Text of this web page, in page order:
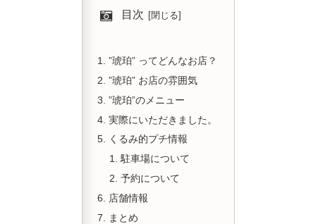
目次
”琥珀” ってどんなお店？
”琥珀” お店の雰囲気
”琥珀”のメニュー
実際にいただきました。
くるみ的プチ情報
駐車場について
予約について
店舗情報
まとめ